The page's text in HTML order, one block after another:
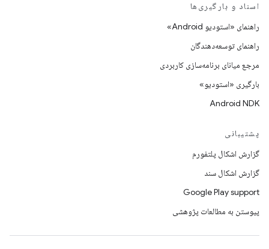
اسناد و بارگیری‌ها
راهنمای «استودیو Android»
راهنمای توسعه‌دهندگان
مرجع میانای برنامه‌سازی کاربردی
بارگیری «استودیو»
Android NDK
پشتیبانی
گزارش اشکال پلتفورم
گزارش اشکال سند
Google Play support
پیوستن به مطالعات پژوهشی